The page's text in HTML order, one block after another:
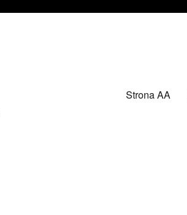
Strona AA